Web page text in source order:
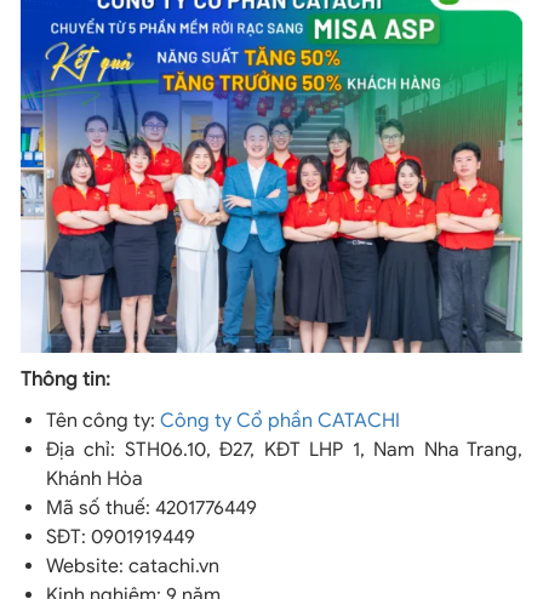
Thông tin:
Tên công ty: Công ty Cổ phần CATACHI
Địa chỉ: STH06.10, Đ27, KĐT LHP 1, Nam Nha Trang,
Khánh Hòa
Mã số thuế: 4201776449
SĐT: 0901919449
Website: catachi.vn